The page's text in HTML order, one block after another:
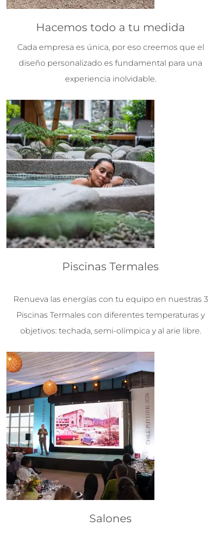
Hacemos todo a tu medida
Cada empresa es única, por eso creemos que el
diseño personalizado es fundamental para una
experiencia inolvidable.
Piscinas Termales
Renueva las energías con tu equipo en nuestras 3
Piscinas Termales con diferentes temperaturas y
objetivos: techada, semi-olímpica y al arie libre.
Salones